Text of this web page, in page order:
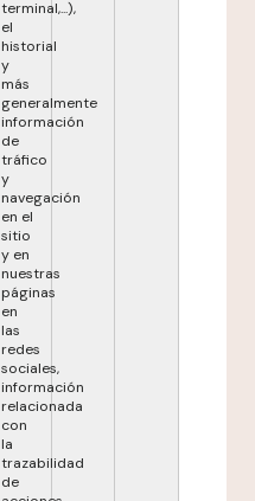
terminal,...),
el
historial
y
más
generalmente
información
de
tráfico
y
navegación
en el
sitio
y en
nuestras
páginas
en
las
redes
sociales,
información
relacionada
con
la
trazabilidad
de